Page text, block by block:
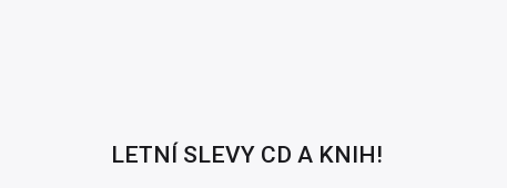
LETNÍ SLEVY CD A KNIH!